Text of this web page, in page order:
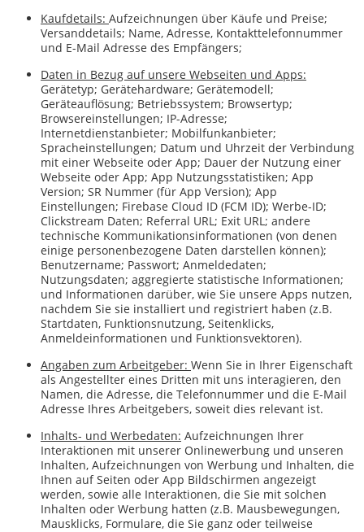
Kaufdetails: Aufzeichnungen über Käufe und Preise;
Versanddetails; Name, Adresse, Kontakttelefonnummer
und E-Mail Adresse des Empfängers;
Daten in Bezug auf unsere Webseiten und Apps:
Gerätetyp; Gerätehardware; Gerätemodell;
Geräteauflösung; Betriebssystem; Browsertyp;
Browsereinstellungen; IP-Adresse;
Internetdienstanbieter; Mobilfunkanbieter;
Spracheinstellungen; Datum und Uhrzeit der Verbindung
mit einer Webseite oder App; Dauer der Nutzung einer
Webseite oder App; App Nutzungsstatistiken; App
Version; SR Nummer (für App Version); App
Einstellungen; Firebase Cloud ID (FCM ID); Werbe-ID;
Clickstream Daten; Referral URL; Exit URL; andere
technische Kommunikationsinformationen (von denen
einige personenbezogene Daten darstellen können);
Benutzername; Passwort; Anmeldedaten;
Nutzungsdaten; aggregierte statistische Informationen;
und Informationen darüber, wie Sie unsere Apps nutzen,
nachdem Sie sie installiert und registriert haben (z.B.
Startdaten, Funktionsnutzung, Seitenklicks,
Anmeldeinformationen und Funktionsvektoren).
Angaben zum Arbeitgeber: Wenn Sie in Ihrer Eigenschaft
als Angestellter eines Dritten mit uns interagieren, den
Namen, die Adresse, die Telefonnummer und die E-Mail
Adresse Ihres Arbeitgebers, soweit dies relevant ist.
Inhalts- und Werbedaten: Aufzeichnungen Ihrer
Interaktionen mit unserer Onlinewerbung und unseren
Inhalten, Aufzeichnungen von Werbung und Inhalten, die
Ihnen auf Seiten oder App Bildschirmen angezeigt
werden, sowie alle Interaktionen, die Sie mit solchen
Inhalten oder Werbung hatten (z.B. Mausbewegungen,
Mausklicks, Formulare, die Sie ganz oder teilweise